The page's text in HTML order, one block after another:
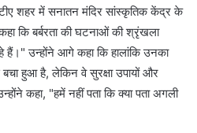
शहर में सनातन मंदिर सांस्कृतिक केंद्र के
कि बर्बरता की घटनाओं की श्रृंखला
हैं।" उन्होंने आगे कहा कि हालांकि उनका
हुआ है, लेकिन वे सुरक्षा उपायों और
कहा, "हमें नहीं पता कि क्या पता अगली